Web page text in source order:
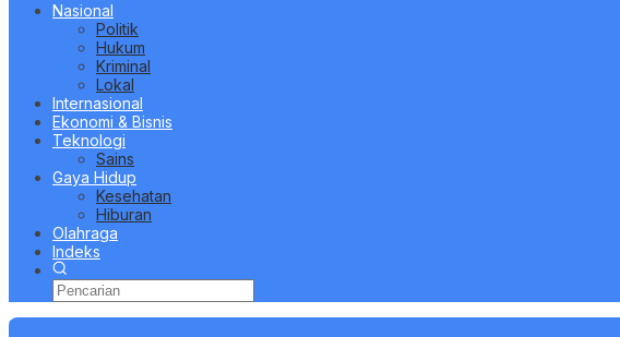
Nasional
Politik
Hukum
Kriminal
Lokal
Internasional
Ekonomi & Bisnis
Teknologi
Sains
Gaya Hidup
Kesehatan
Hiburan
Olahraga
Indeks
Berita Terbaru